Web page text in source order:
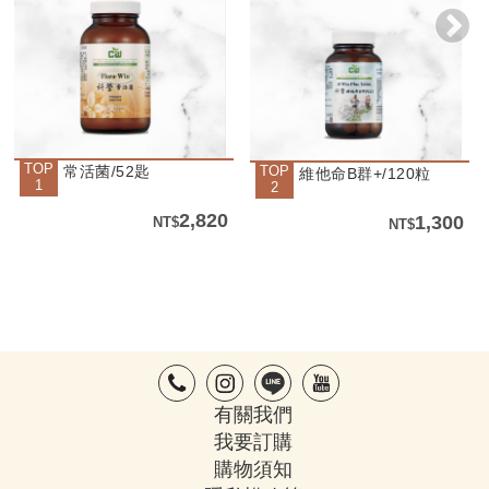
TOP
1
常活菌/52匙
2,820
TOP
2
維他命B群+/120粒
1,300
有關我們
我要訂購
購物須知